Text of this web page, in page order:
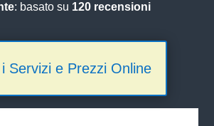
: basato su 120 recensioni
Servizi e Prezzi Online